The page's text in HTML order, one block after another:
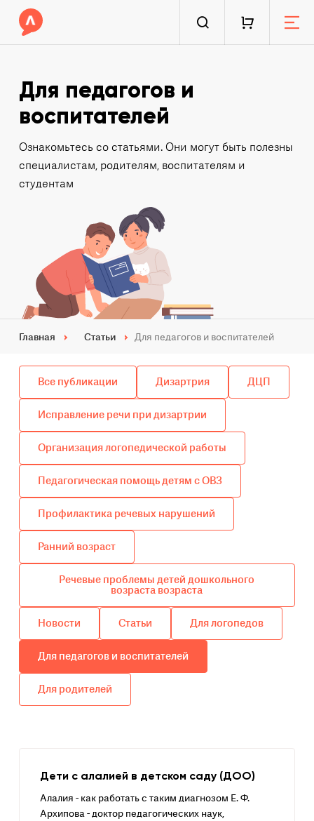
Для педагогов и
воспитателей
Ознакомьтесь со статьями. Они могут быть полезны
специалистам, родителям, воспитателям и
студентам
Главная Статьи Для педагогов и воспитателей
Все публикации Дизартрия ДЦП
Исправление речи при дизартрии
Организация логопедической работы
Педагогическая помощь детям с ОВЗ
Профилактика речевых нарушений
Ранний возраст
Речевые проблемы детей дошкольного
возраста возраста
Новости Статьи Для логопедов
Для педагогов и воспитателей
Для родителей
Дети с алалией в детском саду (ДОО)
Алалия - как работать с таким диагнозом Е. Ф.
Архипова - доктор педагогических наук,